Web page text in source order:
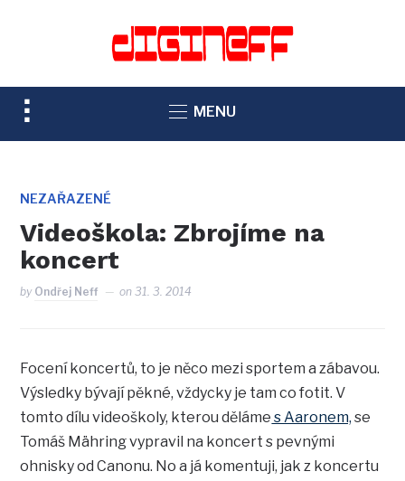
TOGGLE
SIDEBAR
NAVIGATION
MENU
NEZAŘAZENÉ
Videoškola: Zbrojíme na
koncert
by Ondřej Neff on31. 3. 2014
Focení koncertů, to je něco mezi sportem a zábavou.
Výsledky bývají pěkné, vždycky je tam co fotit. V
tomto dílu videoškoly, kterou děláme s Aaronem, se
Tomáš Mähring vypravil na koncert s pevnými
ohnisky od Canonu. No a já komentuji, jak z koncertu